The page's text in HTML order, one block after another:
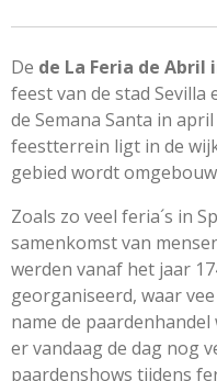
De de La Feria de Abril
feest van de stad
de Semana Santa in
feestterrein ligt in de
gebied wordt
Zoals zo veel feria´s in
samenkomst van
werden vanaf het jaar
georganiseerd, waar
name de
er vandaag de dag nog
paardenshows tijdens